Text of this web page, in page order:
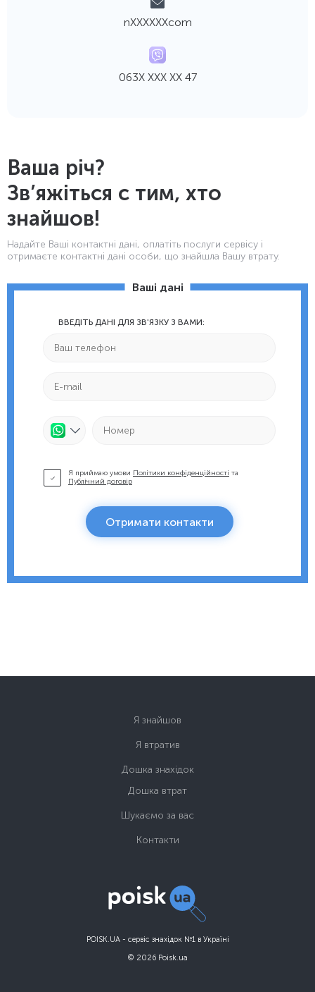
nХХХХХХcom
063Х ХХХ ХХ 47
Ваша річ?
Зв’яжіться с тим, хто
знайшов!
Надайте Ваші контактнi дані, оплатіть послуги сервісу і
отримаєте контактні дані особи, що знайшла Вашу втрату.
Ваші дані
ВВЕДІТЬ ДАНІ ДЛЯ ЗВ'ЯЗКУ З ВАМИ:
Я приймаю умови Політики конфіденційності та
Публічний договір
Отримати контакти
POISK.UA - сервіс знахідок №1 в Україні
© 2026 Poisk.ua
Я знайшов
Я втратив
Дошка знахідок
Дошка втрат
Шукаємо за вас
Контакти